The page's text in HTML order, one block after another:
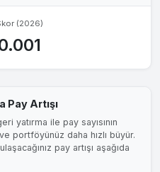
(2026)
Pay Artışı
yatırma ile pay sayısının
portföyünüz daha hızlı büyür.
pay artışı aşağıda